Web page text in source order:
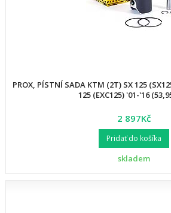
PROX, PÍSTNÍ SADA KTM (2T) SX 125
125 (EXC125) '01-'16
2 897Kč
Pridať do košíka
skladem